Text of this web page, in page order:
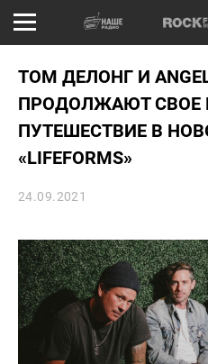
ТОМ ДЕЛОНГ И
ПРОДОЛЖАЮТ СВОЕ
ПУТЕШЕСТВИЕ В
«LIFEFORMS»
24.09.2021